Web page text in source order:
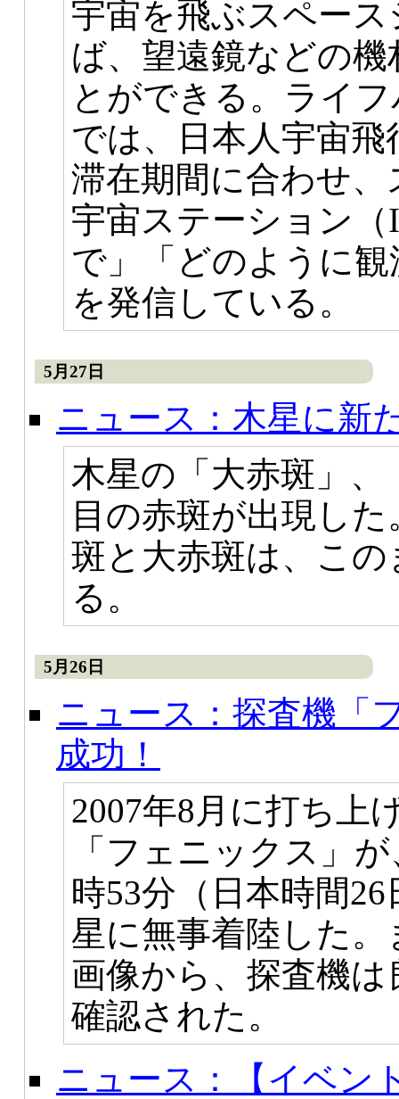
宇宙を飛ぶスペー
ば、望遠鏡などの
とができる。ライ
では、日本人宇宙
滞在期間に合わせ
宇宙ステーション
で」「どのように
を発信している。
5月27日
ニュース：木星に新
木星の「大赤斑」
目の赤斑が出現し
斑と大赤斑は、こ
る。
5月26日
ニュース：探査機「
成功！
2007年8月に打ち上
「フェニックス」
時53分（日本時間
星に無事着陸した
画像から、探査機
確認された。
ニュース：【イベン